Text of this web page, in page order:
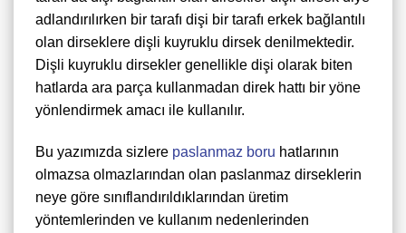
adlandırılırken bir tarafı dişi bir tarafı erkek bağlantılı
olan dirseklere dişli kuyruklu dirsek denilmektedir.
Dişli kuyruklu dirsekler genellikle dişi olarak biten
hatlarda ara parça kullanmadan direk hattı bir yöne
yönlendirmek amacı ile kullanılır.
Bu yazımızda sizlere paslanmaz boru hatlarının
olmazsa olmazlarından olan paslanmaz dirseklerin
neye göre sınıflandırıldıklarından üretim
yöntemlerinden ve kullanım nedenlerinden